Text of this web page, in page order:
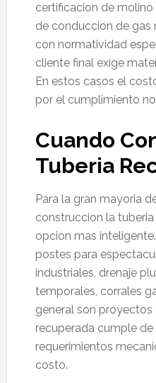
certificacion de molino
de conduccion de gas
con normatividad
cliente final exige
En estos casos el
por el cumplimiento
Cuando
Tuberia
Para la gran mayoria
construccion la
opcion mas
postes para
industriales, drenaje
temporales, corrales
general son
recuperada cumple
requerimientos
costo.